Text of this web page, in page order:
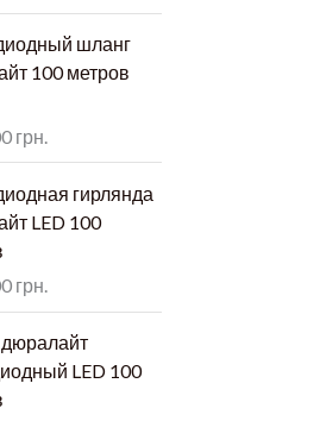
шланг
100 метров
грн.
гирлянда
LED 100
грн.
LED 100